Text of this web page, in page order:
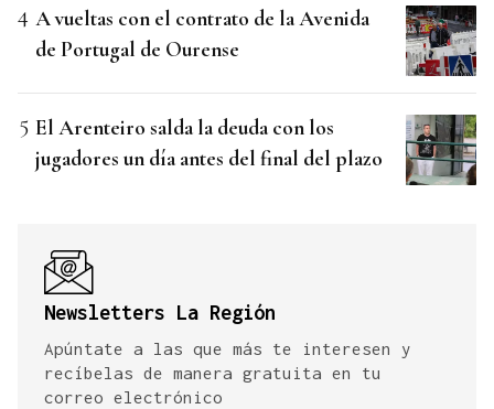
A vueltas con el contrato de la Avenida
de Portugal de Ourense
El Arenteiro salda la deuda con los
jugadores un día antes del final del plazo
Newsletters La Región
Apúntate a las que más te interesen y
recíbelas de manera gratuita en tu
correo electrónico